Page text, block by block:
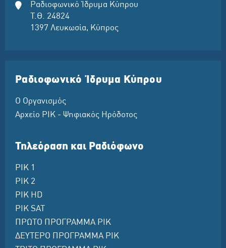
Ραδιοφωνικό Ίδρυμα Κύπρου
Τ.Θ. 24824
1397 Λευκωσία, Κύπρος
Ραδιοφωνικό Ίδρυμα Κύπρου
Ο Οργανισμός
Αρχείο ΡΙΚ - Ψηφιακός Ηρόδοτος
Τηλεόραση και Ραδιόφωνο
ΡΙΚ 1
ΡΙΚ 2
ΡΙΚ HD
ΡΙΚ SAT
ΠΡΩΤΟ ΠΡΟΓΡΑΜΜΑ ΡΙΚ
ΔΕΥΤΕΡΟ ΠΡΟΓΡΑΜΜΑ ΡΙΚ